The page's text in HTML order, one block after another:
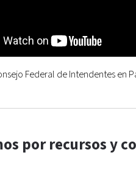
Federal de Intendentes en
por recursos y